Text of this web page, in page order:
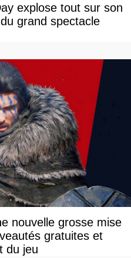
explose tout sur son
grand spectacle
nouvelle grosse mise
gratuites et
du jeu